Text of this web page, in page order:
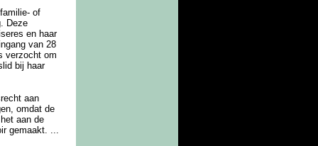
of
Deze
en haar
van 28
verzocht om
bij haar
aan
omdat de
aan de
gemaakt. ...